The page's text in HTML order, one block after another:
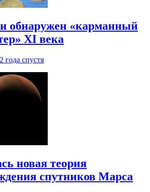
обнаружен «карманный
XI века
2 года спустя
новая теория
спутников Марса